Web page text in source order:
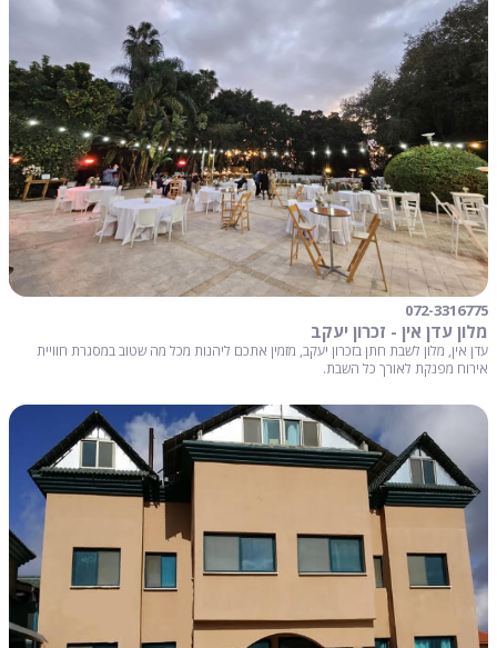
072-3316775
מלון עדן אין - זכרון יעקב
עדן אין, מלון לשבת חתן בזכרון יעקב, מזמין אתכם ליהנות מכל מה שטוב במסגרת חוויית
אירוח מפנקת לאורך כל השבת.